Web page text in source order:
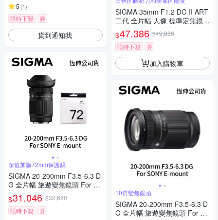
5 (1)
限時下殺 券
貨到通知我
超值加購72mm保護鏡
SIGMA 20-200mm F3.5-6.3 D
G 全片幅 旅遊變焦鏡頭 For S
ONY E-mount + SIGMA WR U
V 72mm 最頂級保護鏡 (公司
貨)
$31,046 $32,680
限時下殺
券
SIGMA 35mm F1.2 DG II ART
二代 全片幅 人像 標準定焦鏡頭
For SONY E-mount (公司貨)
$47,386 $49,880
限時下殺
券
加入購物車
10倍變焦鏡頭
SIGMA 20-200mm F3.5-6.3 D
G 全片幅 旅遊變焦鏡頭 For S